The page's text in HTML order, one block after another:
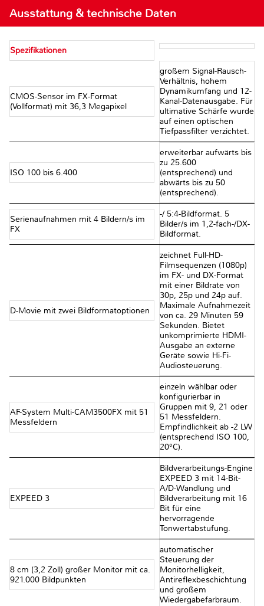
Ausstattung & technische Daten
Spezifikationen
CMOS-Sensor im FX-Format
(Vollformat) mit 36,3 Megapixel
großem Signal-Rausch-
Verhältnis, hohem
Dynamikumfang und 12-
Kanal-Datenausgabe. Für
ultimative Schärfe wurde
auf einen optischen
Tiefpassfilter verzichtet.
ISO 100 bis 6.400
erweiterbar aufwärts bis
zu 25.600
(entsprechend) und
abwärts bis zu 50
(entsprechend).
Serienaufnahmen mit 4 Bildern/s im
FX
-/ 5:4-Bildformat. 5
Bilder/s im 1,2-fach-/DX-
Bildformat.
D-Movie mit zwei Bildformatoptionen
zeichnet Full-HD-
Filmsequenzen (1080p)
im FX- und DX-Format
mit einer Bildrate von
30p, 25p und 24p auf.
Maximale Aufnahmezeit
von ca. 29 Minuten 59
Sekunden. Bietet
unkomprimierte HDMI-
Ausgabe an externe
Geräte sowie Hi-Fi-
Audiosteuerung.
AF-System Multi-CAM3500FX mit 51
Messfeldern
einzeln wählbar oder
konfigurierbar in
Gruppen mit 9, 21 oder
51 Messfeldern.
Empfindlichkeit ab -2 LW
(entsprechend ISO 100,
20°C).
EXPEED 3
Bildverarbeitungs-Engine
EXPEED 3 mit 14-Bit-
A/D-Wandlung und
Bildverarbeitung mit 16
Bit für eine
hervorragende
Tonwertabstufung.
8 cm (3,2 Zoll) großer Monitor mit ca.
921.000 Bildpunkten
automatischer
Steuerung der
Monitorhelligkeit,
Antireflexbeschichtung
und großem
Wiedergabefarbraum.